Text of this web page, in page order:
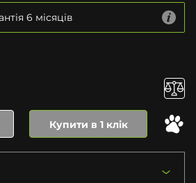
6 місяців
Купити в 1 клік